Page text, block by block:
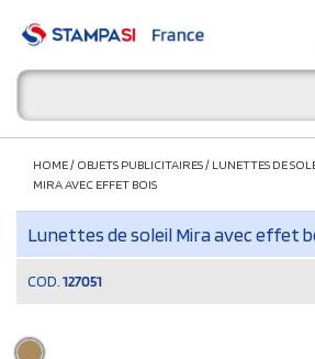
HOME/ OBJETS PUBLICITAIRES/ LUNETTES DE
MIRA AVEC EFFET BOIS
Lunettes de soleil Mira avec effet
COD. 127051